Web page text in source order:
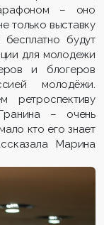
– оно
только выставку
будут
для молодежи
и блогеров
молодёжи.
– очень
кто его знает
Марина